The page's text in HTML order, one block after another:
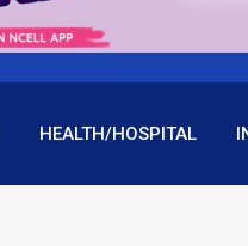
HEALTH/HOSPITAL